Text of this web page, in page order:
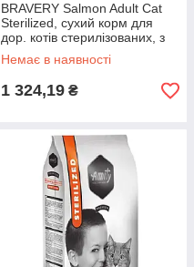
BRAVERY Salmon Adult Cat
Sterilized, сухий корм для
дор. котів стерилізованих, з
лососем 2kg
Немає в наявності
1 324,19 ₴